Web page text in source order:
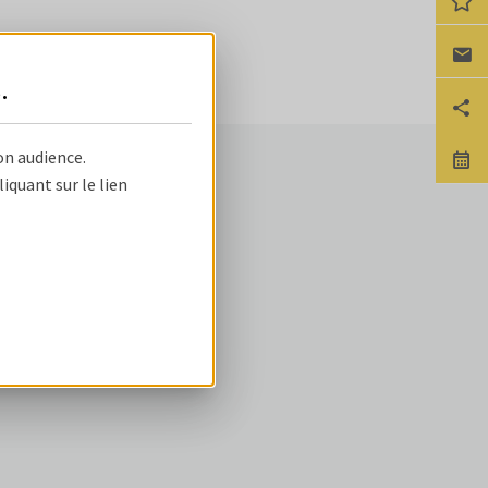
NOS OFFRES
.
audience.
sur le lien